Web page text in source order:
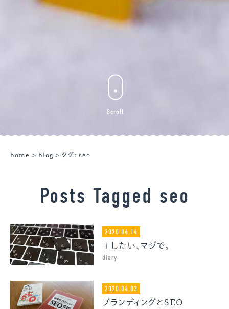
Scroll
home > blog > タグ: seo
Posts Tagged seo
2020.04.14
ｉしたい、マジで。
diary
2020.04.03
ブランディングとSEO